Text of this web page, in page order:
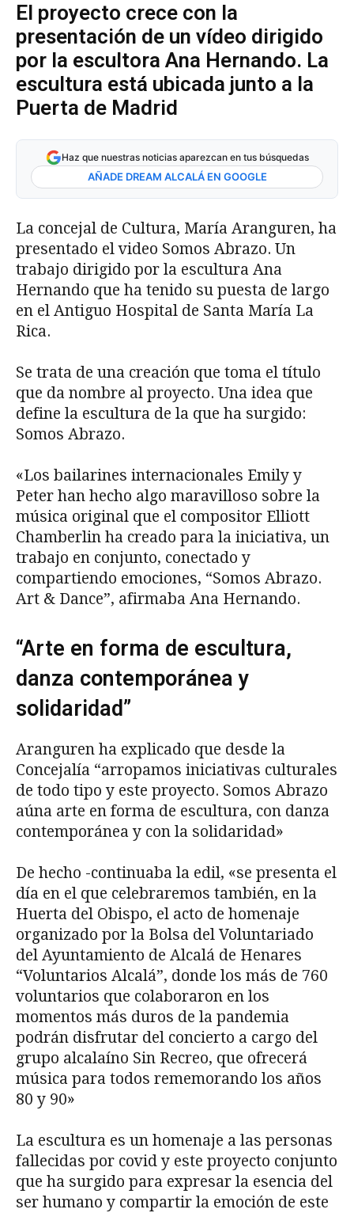
El proyecto crece con la
presentación de un vídeo dirigido
por la escultora Ana Hernando. La
escultura está ubicada junto a la
Puerta de Madrid
Haz que nuestras noticias aparezcan en tus búsquedas
AÑADE DREAM ALCALÁ EN GOOGLE
La concejal de Cultura, María Aranguren, ha
presentado el video Somos Abrazo. Un
trabajo dirigido por la escultura Ana
Hernando que ha tenido su puesta de largo
en el Antiguo Hospital de Santa María La
Rica.
Se trata de una creación que toma el título
que da nombre al proyecto. Una idea que
define la escultura de la que ha surgido:
Somos Abrazo.
«Los bailarines internacionales Emily y
Peter han hecho algo maravilloso sobre la
música original que el compositor Elliott
Chamberlin ha creado para la iniciativa, un
trabajo en conjunto, conectado y
compartiendo emociones, “Somos Abrazo.
Art & Dance”, afirmaba Ana Hernando.
“Arte en forma de escultura,
danza contemporánea y
solidaridad”
Aranguren ha explicado que desde la
Concejalía “arropamos iniciativas culturales
de todo tipo y este proyecto. Somos Abrazo
aúna arte en forma de escultura, con danza
contemporánea y con la solidaridad»
De hecho -continuaba la edil, «se presenta el
día en el que celebraremos también, en la
Huerta del Obispo, el acto de homenaje
organizado por la Bolsa del Voluntariado
del Ayuntamiento de Alcalá de Henares
“Voluntarios Alcalá”, donde los más de 760
voluntarios que colaboraron en los
momentos más duros de la pandemia
podrán disfrutar del concierto a cargo del
grupo alcalaíno Sin Recreo, que ofrecerá
música para todos rememorando los años
80 y 90»
La escultura es un homenaje a las personas
fallecidas por covid y este proyecto conjunto
que ha surgido para expresar la esencia del
ser humano y compartir la emoción de este